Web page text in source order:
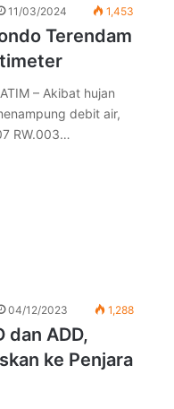
11/03/2024 1,453
Terendam
– Akibat hujan
debit air,
RW.003…
04/12/2023 1,288
dan ADD,
ke Penjara